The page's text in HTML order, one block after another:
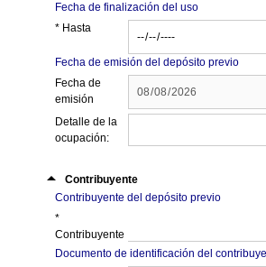
Fecha de finalización del uso
* Hasta
Fecha de emisión del depósito previo
Fecha de
emisión
Detalle de la
ocupación:
arrow_drop_up
Contribuyente
Contribuyente del depósito previo
*
Contribuyente
Documento de identificación del